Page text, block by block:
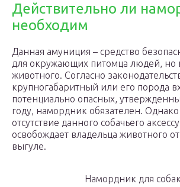
Действительно ли
необходим
Данная амуниция – средство
для окружающих питомца людей, но
животного. Согласно
крупногабаритный или его порода
потенциально опасных,
году, намордник обязателен.
отсутствие данного собачьего
освобождает владельца животного
выгуле.
Намордник для собак